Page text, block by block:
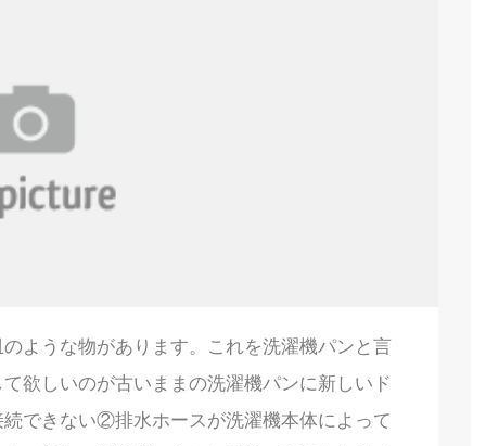
ような物があります。これを洗濯機パンと言
欲しいのが古いままの洗濯機パンに新しいド
できない②排水ホースが洗濯機本体によって